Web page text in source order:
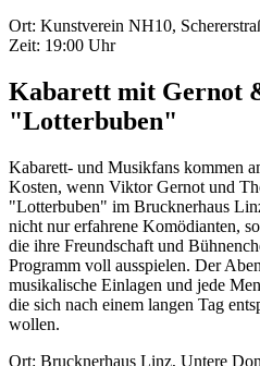
Ort: Kunstverein NH10,
Zeit: 19:00 Uhr
Kabarett mit Gernot
"Lotterbuben"
Kabarett- und Musikfans kommen
Kosten, wenn Viktor Gernot und
"Lotterbuben" im Brucknerhaus
nicht nur erfahrene Komödianten,
die ihre Freundschaft und
Programm voll ausspielen. Der
musikalische Einlagen und jede
die sich nach einem langen Tag
wollen.
Ort: Brucknerhaus Linz, Untere